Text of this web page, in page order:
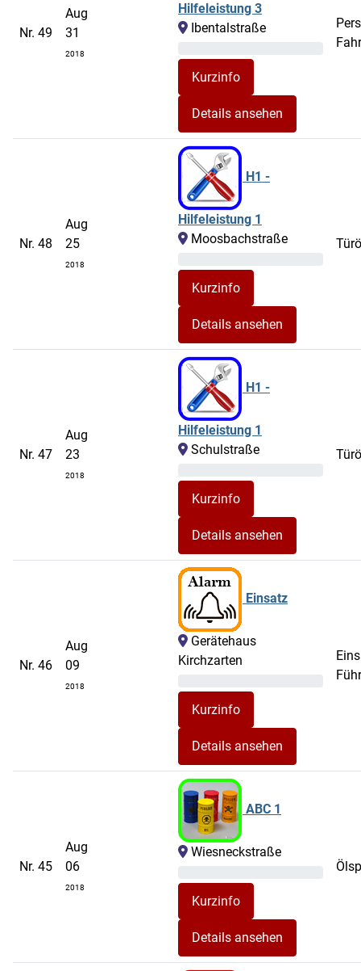
Nr. 49
Aug
31
2018
Hilfeleistung 3
Ibentalstraße
Details ansehen
Nr. 48
Aug
25
2018
H1 -
Hilfeleistung 1
Moosbachstraße
Details ansehen
Nr. 47
Aug
23
2018
H1 -
Hilfeleistung 1
Schulstraße
Details ansehen
Nr. 46
Aug
09
2018
Einsatz
Gerätehaus
Kirchzarten
Details ansehen
Nr. 45
Aug
06
2018
ABC 1
Wiesneckstraße
Details ansehen